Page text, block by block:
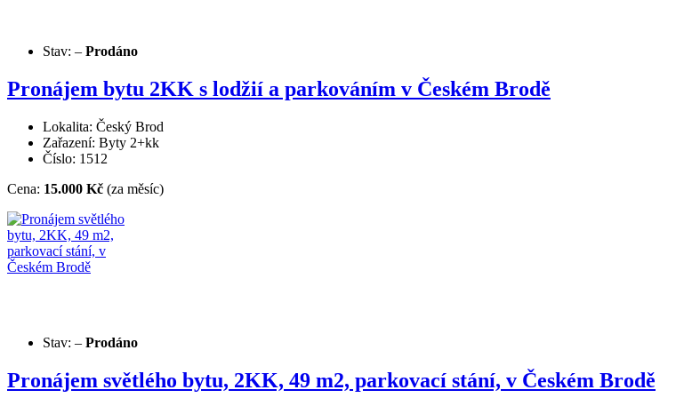
Stav: – Prodáno
Pronájem bytu 2KK s lodžií a parkováním v Českém Brodě
Lokalita: Český Brod
Zařazení: Byty 2+kk
Číslo: 1512
Cena: 15.000 Kč (za měsíc)
Stav: – Prodáno
Pronájem světlého bytu, 2KK, 49 m2, parkovací stání, v Českém Brodě